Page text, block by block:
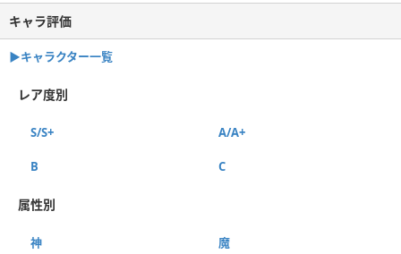
キャラ評価
▶︎キャラクター一覧
レア度別
S/S+ A/A+
B C
属性別
神 魔